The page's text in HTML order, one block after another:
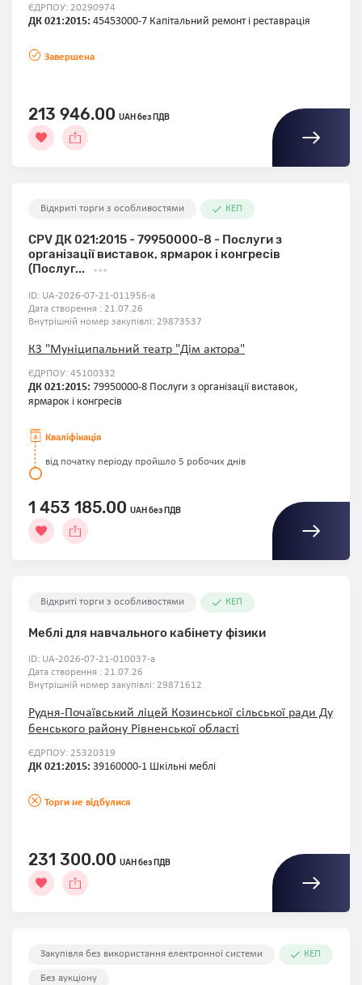
ЄДРПОУ: 20290974
ДК 021:2015: 45453000-7 Капітальний ремонт і реставрація
Завершена
213 946.00 UAH без ПДВ
Відкриті торги з особливостями КЕП
CPV ДК 021:2015 - 79950000-8 - Послуги з
організації виставок, ярмарок і конгресів
(Послуг...
ID: UA-2026-07-21-011956-a
Дата створення : 21.07.26
Внутрішній номер закупівлі: 29873537
КЗ "Муніципальний театр "Дім актора"
ЄДРПОУ: 45100332
ДК 021:2015: 79950000-8 Послуги з організації виставок,
ярмарок і конгресів
Кваліфікація
від початку періоду пройшло 5 робочих днів
1 453 185.00 UAH без ПДВ
Відкриті торги з особливостями КЕП
Меблі для навчального кабінету фізики
ID: UA-2026-07-21-010037-a
Дата створення : 21.07.26
Внутрішній номер закупівлі: 29871612
Рудня-Почаївський ліцей Козинської сільської ради Ду
бенського району Рівненської області
ЄДРПОУ: 25320319
ДК 021:2015: 39160000-1 Шкільні меблі
Торги не відбулися
231 300.00 UAH без ПДВ
Закупівля без використання електронної системи КЕП
Без аукціону